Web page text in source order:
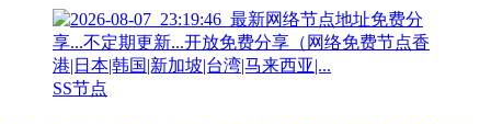
SS节点